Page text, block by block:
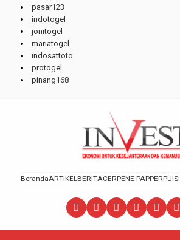
pasar123
indotogel
jonitogel
mariatogel
indosattoto
protogel
pinang168
BerandaARTIKELBERITACERPENE-PAPPERPUISI